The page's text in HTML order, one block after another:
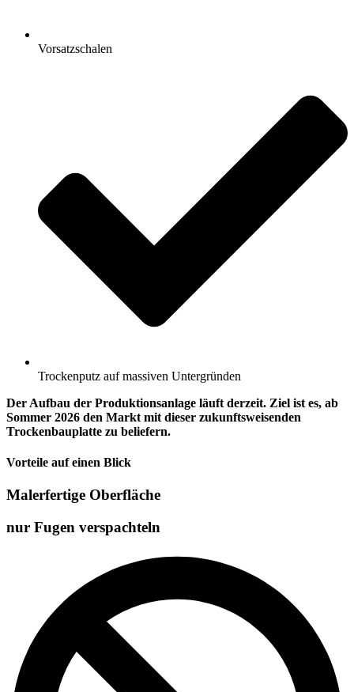
Vorsatzschalen
Trockenputz auf massiven Untergründen
Der Aufbau der Produktionsanlage läuft derzeit. Ziel ist es, ab
Sommer 2026 den Markt mit dieser zukunftsweisenden
Trockenbauplatte zu beliefern.
Vorteile auf einen Blick
Malerfertige Oberfläche
nur Fugen verspachteln